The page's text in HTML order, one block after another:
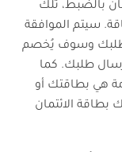
بالضبط، تلك
سيتم الموافقة
طلبك وسوف يُخصم
طلبك. كما
هي بطاقتك أو
بطاقة الائتمان